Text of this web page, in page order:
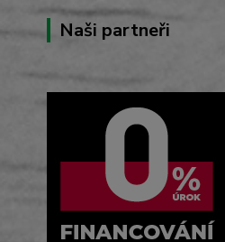
Naši partneři